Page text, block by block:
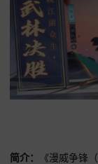
简介：
《漫威争锋